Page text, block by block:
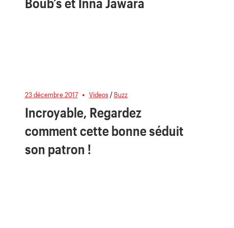
23 décembre 2017 Videos/ Buzz
Incroyable, Regardez
comment cette bonne séduit
son patron !